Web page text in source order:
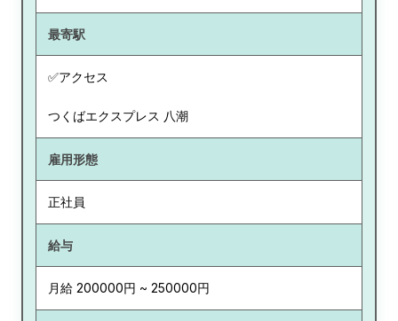
最寄駅
✅アクセス
つくばエクスプレス 八潮
雇用形態
正社員
給与
月給 200000円 ~ 250000円